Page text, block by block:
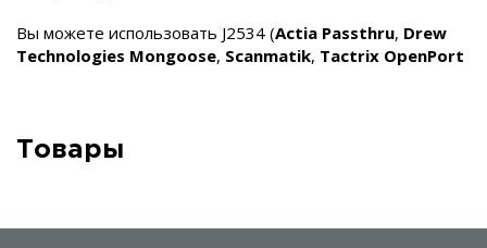
Вы можете использовать J2534 (Actia Passthru, Drew
Technologies Mongoose, Scanmatik, Tactrix OpenPort
Товары